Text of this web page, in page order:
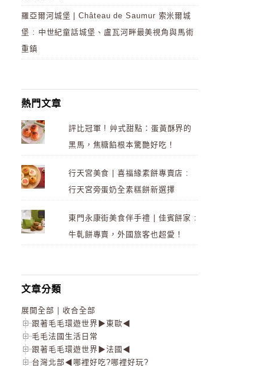
羅亞爾河城堡 | Château de Saumur 索米爾城
堡 : 中世紀童話城堡、盧瓦河畔最美視角與馬術
重鎮
熱門文章
評比冠軍 ! 艸式甜點：蛋黃酥界的
黑馬，焦糖餡根本驚艷好吃！
行天宮美食 | 喜福緣素餅專賣店 :
行天宮旁蛋奶全素糕餅新選擇
東門永康街美食伴手禮 | 佳賓餅家 :
牛軋餅專賣，外國旅客也超愛！
文章分類
展開全部
收合全部
跟著毛毛環遊世界▶東歐◀
毛毛法國生活日常
跟著毛毛環遊世界▶法國◀
台灣北部◀哪裡好吃?哪裡好玩?